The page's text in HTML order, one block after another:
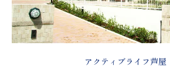
アクティブライフ芦屋